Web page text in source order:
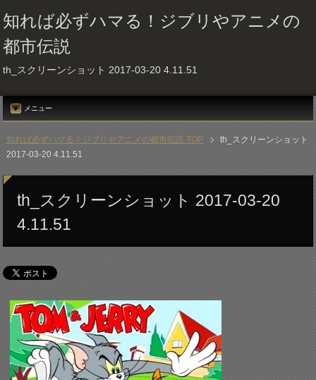
知れば必ずハマる！ジブリやアニメの
都市伝説
th_スクリーンショット 2017-03-20 4.11.51
メニュー
知れば必ずハマる！ジブリやアニメの都市伝説 TOP
th_スクリーンショット
2017-03-20 4.11.51
th_スクリーンショット 2017-03-20
4.11.51